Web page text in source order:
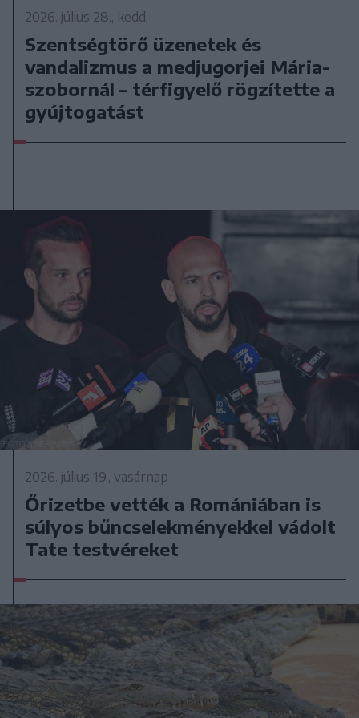
2026. július 28., kedd
Szentségtörő üzenetek és
vandalizmus a medjugorjei Mária-
szobornál – térfigyelő rögzítette a
gyújtogatást
2026. július 19., vasárnap
Őrizetbe vették a Romániában is
súlyos bűncselekményekkel vádolt
Tate testvéreket